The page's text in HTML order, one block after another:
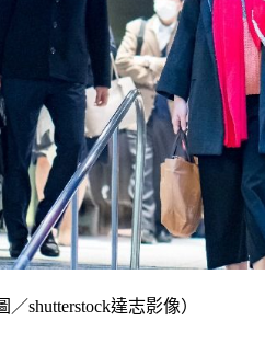
shutterstock達志影像）